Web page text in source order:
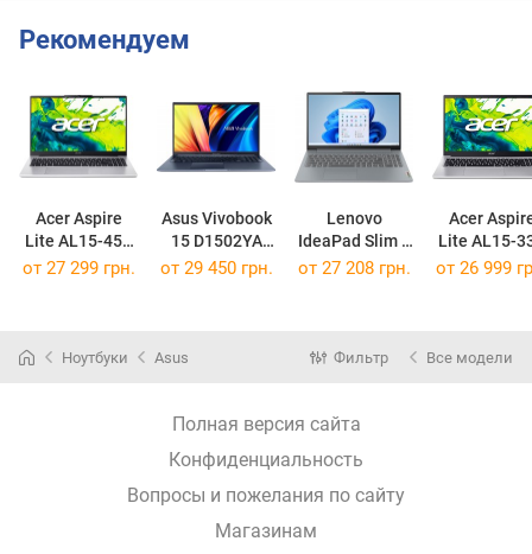
Рекомендуем
Acer Aspire
Lite AL15-45P
[AL15-45P-R07Z]
Asus Vivobook
15 D1502YA
[D1502YA-BQ938]
Lenovo
IdeaPad Slim 3
15IAN8
Acer
Lite AL15-
[AL15-33P-
от 27 299 грн. от 29 450 грн. от 27 208 грн. от 26 999
Ноутбуки Asus Фильтр Все модели
Полная версия сайта
Конфиденциальность
Вопросы и пожелания по сайту
Магазинам